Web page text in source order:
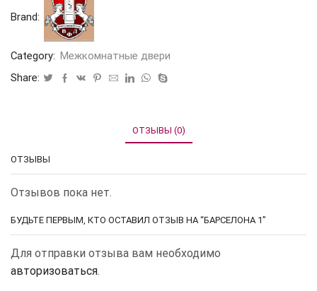
Brand:
Category: Межкомнатные двери
Share:
ОТЗЫВЫ (0)
ОТЗЫВЫ
Отзывов пока нет.
БУДЬТЕ ПЕРВЫМ, КТО ОСТАВИЛ ОТЗЫВ НА “БАРСЕЛОНА 1”
Для отправки отзыва вам необходимо
авторизоваться.